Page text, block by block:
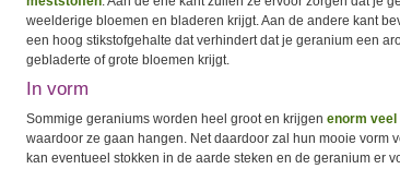
weelderige bloemen en bladeren krijgt. Aan de andere kant
een hoog stikstofgehalte dat verhindert dat je geranium een
gebladerte of grote bloemen krijgt.
In vorm
Sommige geraniums worden heel groot en krijgen enorm veel
waardoor ze gaan hangen. Net daardoor zal hun mooie vorm
kan eventueel stokken in de aarde steken en de geranium er